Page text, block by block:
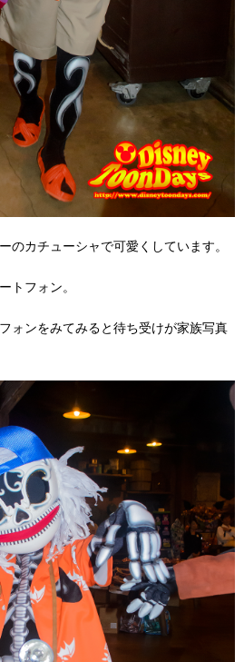
のカチューシャで可愛くしています。
トフォン。
ォンをみてみると待ち受けが家族写真